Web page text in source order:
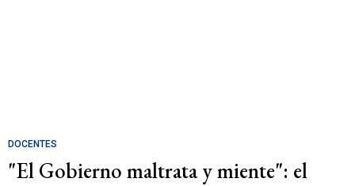
DOCENTES
"El Gobierno maltrata y miente": el